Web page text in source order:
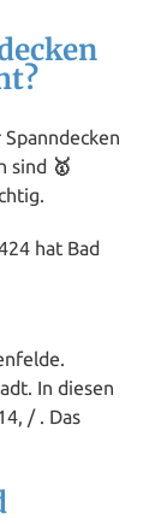
sind 🥇
hat Bad
In diesen
/ . Das